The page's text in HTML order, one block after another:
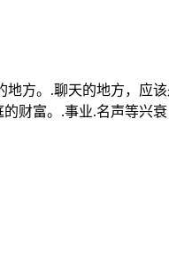
方。.聊天的地方，应
财富。.事业.名声等